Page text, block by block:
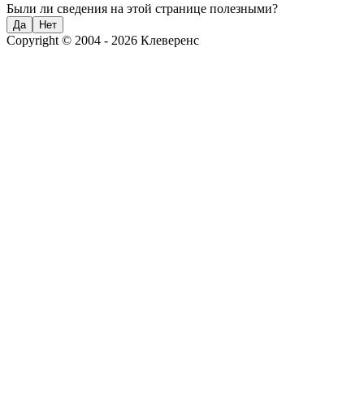
Были ли сведения на этой странице полезными?
Да Нет
Copyright © 2004 - 2026 Клеверенс